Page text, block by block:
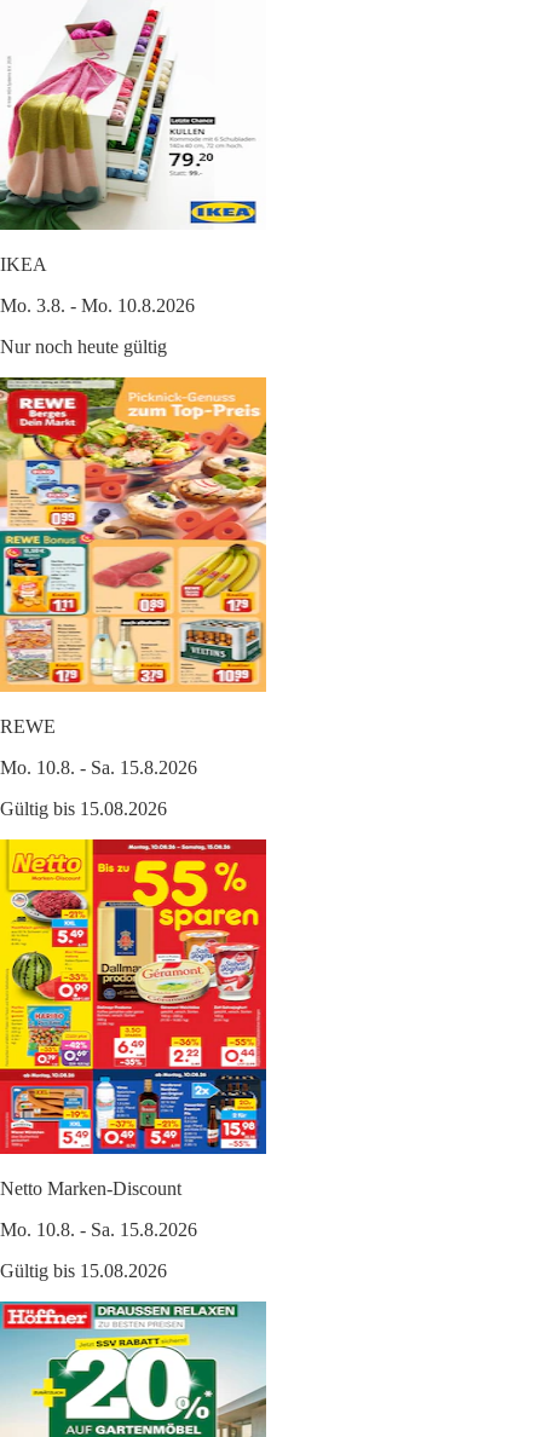
IKEA
Mo. 3.8. - Mo. 10.8.2026
Nur noch heute gültig
REWE
Mo. 10.8. - Sa. 15.8.2026
Gültig bis 15.08.2026
Netto Marken-Discount
Mo. 10.8. - Sa. 15.8.2026
Gültig bis 15.08.2026